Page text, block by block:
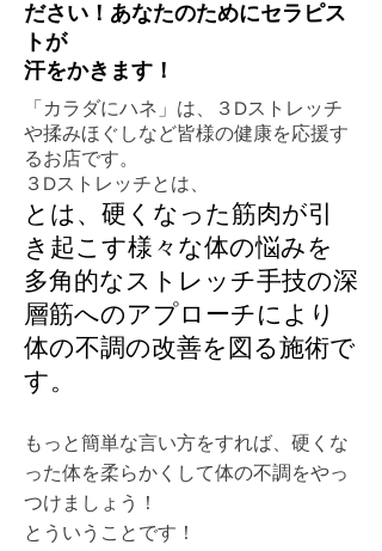
ださい！あなたのためにセラピス
トが
汗をかきます！
「カラダにハネ」は、３Dストレッチ
や揉みほぐしなど皆様の健康を応援す
るお店です。
３Dストレッチとは、
とは、硬くなった筋肉が引
き起こす様々な体の悩みを
多角的なストレッチ手技の深
層筋へのアプローチにより
体の不調の改善を図る施術で
す。
もっと簡単な言い方をすれば、硬くな
った体を柔らかくして体の不調をやっ
つけましょう！
とういうことです！